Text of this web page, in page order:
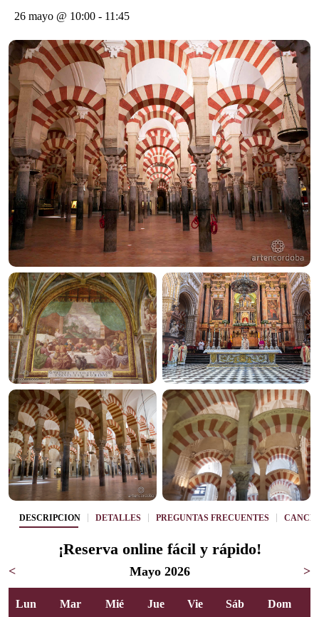
26 mayo @ 10:00 - 11:45
DESCRIPCIÓN DETALLES PREGUNTAS FRECUENTES
¡Reserva online fácil y rápido!
< Mayo 2026 >
Lun Mar Mié Jue Vie Sáb Dom